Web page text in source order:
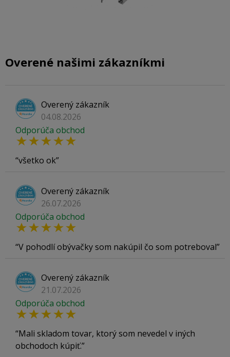
Overené našimi zákazníkmi
Overený zákazník
04.08.2026
Odporúča obchod
všetko ok
Overený zákazník
26.07.2026
Odporúča obchod
V pohodlí obývačky som nakúpil čo som potreboval
Overený zákazník
21.07.2026
Odporúča obchod
Mali skladom tovar, ktorý som nevedel v iných
obchodoch kúpiť.